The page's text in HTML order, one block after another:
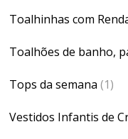
Toalhinhas com
Toalhões de banho,
Tops da semana (1)
Vestidos Infantis de